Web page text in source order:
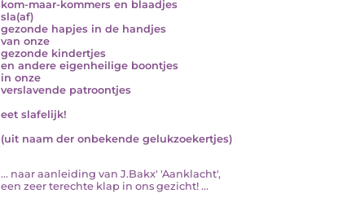
kom-maar-kommers en blaadjes
sla(af)
gezonde hapjes in de handjes
van onze
gezonde kindertjes
en andere eigenheilige boontjes
in onze
verslavende patroontjes
eet slafelijk!
(uit naam der onbekende gelukzoekertjes)
... naar aanleiding van J.Bakx' 'Aanklacht',
een zeer terechte klap in ons gezicht! ...